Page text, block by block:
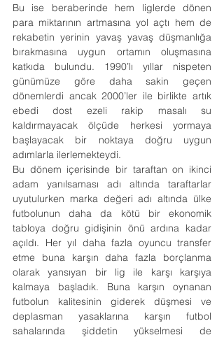
Bu ise beraberinde hem liglerde dönen
para miktarının artmasına yol açtı hem de
rekabetin yerinin yavaş yavaş düşmanlığa
bırakmasına uygun ortamın oluşmasına
katkıda bulundu. 1990’lı yıllar nispeten
günümüze göre daha sakin geçen
dönemlerdi ancak 2000’ler ile birlikte artık
ebedi dost ezeli rakip masalı su
kaldırmayacak ölçüde herkesi yormaya
başlayacak bir noktaya doğru uygun
adımlarla ilerlemekteydi.
Bu dönem içerisinde bir taraftan on ikinci
adam yanılsaması adı altında taraftarlar
uyutulurken marka değeri adı altında ülke
futbolunun daha da kötü bir ekonomik
tabloya doğru gidişinin önü ardına kadar
açıldı. Her yıl daha fazla oyuncu transfer
etme buna karşın daha fazla borçlanma
olarak yansıyan bir lig ile karşı karşıya
kalmaya başladık. Buna karşın oynanan
futbolun kalitesinin giderek düşmesi ve
deplasman yasaklarına karşın futbol
sahalarında şiddetin yükselmesi de